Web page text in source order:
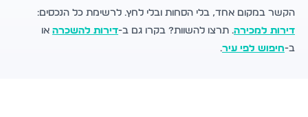
הקשר במקום אחד, בלי הסחות ובלי לחץ. לרשימת כל הנכסים:
דירות למכירה. תרצו להשוות? בקרו גם ב-דירות להשכרה או
ב-חיפוש לפי עיר.